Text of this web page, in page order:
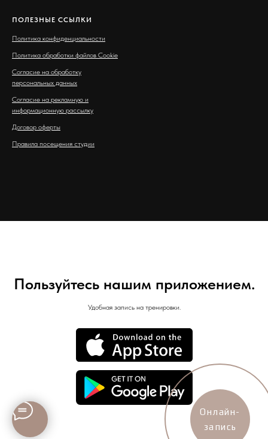
ПОЛЕЗНЫЕ ССЫЛКИ
Политика конфиденциальности
Политика обработки файлов Cookie
Согласие на обработку
персональных данных
Согласие на рекламную и
информационную рассылку
Договор оферты
Правила посещения студии
Пользуйтесь нашим приложением.
Удобная запись на тренировки.
Онлайн-
запись